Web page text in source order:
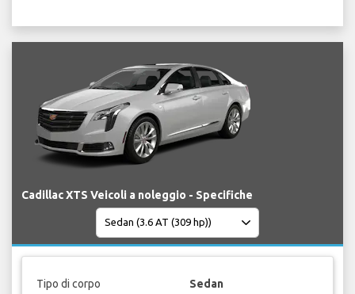
Cadillac XTS Veicoli a noleggio - Specifiche
Tipo di corpo Sedan